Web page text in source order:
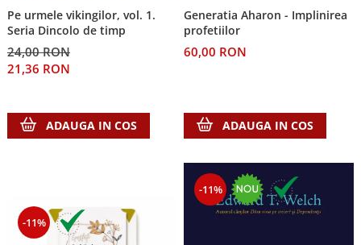
Teologie
A doua venire
Apologetica
Misiune
Diverse
Lupta Spirituala
Pe urmele vikingilor, vol. 1.
Seria Dincolo de timp
24,00 RON
21,36 RON
ADAUGA IN COS
Generatia Aharon - Implinirea
profetiilor
60,00 RON
ADAUGA IN COS
-11%
-11%